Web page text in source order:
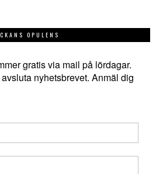
OPULENS
gratis via mail på lördagar.
nyhetsbrevet. Anmäl dig